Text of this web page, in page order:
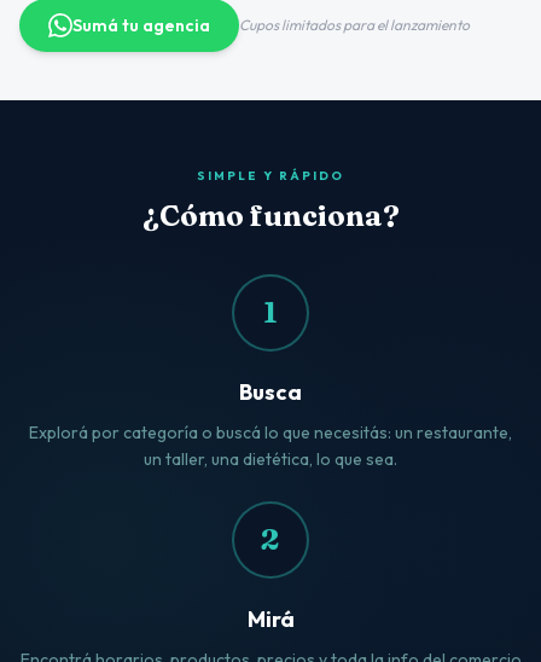
Sumá tu agencia Cupos limitados para el lanzamiento
SIMPLE Y RÁPIDO
¿Cómo funciona?
1
Busca
Explorá por categoría o buscá lo que necesitás: un restaurante,
un taller, una dietética, lo que sea.
2
Mirá